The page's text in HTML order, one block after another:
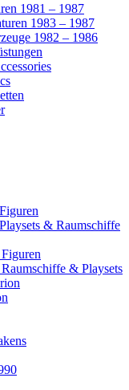
1981 – 1987
1983 – 1987
1982 – 1986
& Raumschiffe
& Playsets